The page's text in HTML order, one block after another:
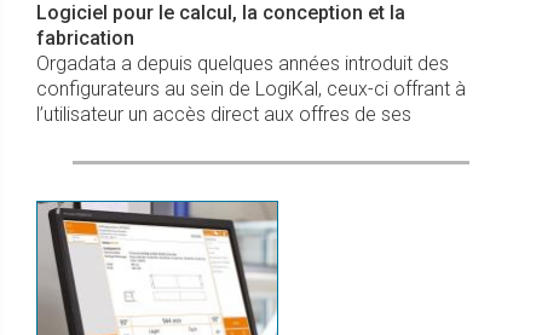
Logiciel pour le calcul, la conception et la
fabrication
Orgadata a depuis quelques années introduit des
configurateurs au sein de LogiKal, ceux-ci offrant à
l’utilisateur un accès direct aux offres de ses